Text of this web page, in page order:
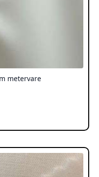
metervare